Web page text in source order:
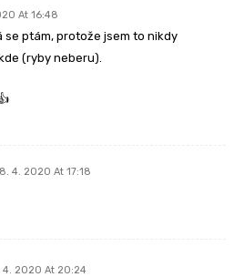
At 16:48
se ptám, protože jsem to nikdy
(ryby neberu).
4. 2020 At 17:18
4. 2020 At 20:24